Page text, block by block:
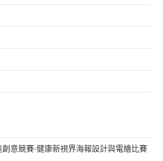
創意競賽-健康新視界海報設計與電繪比賽